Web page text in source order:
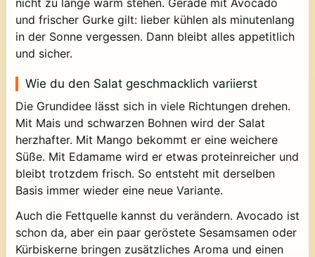
nicht zu lange warm stehen. Gerade mit Avocado
und frischer Gurke gilt: lieber kühlen als minutenlang
in der Sonne vergessen. Dann bleibt alles appetitlich
und sicher.
Wie du den Salat geschmacklich variierst
Die Grundidee lässt sich in viele Richtungen drehen.
Mit Mais und schwarzen Bohnen wird der Salat
herzhafter. Mit Mango bekommt er eine weichere
Süße. Mit Edamame wird er etwas proteinreicher und
bleibt trotzdem frisch. So entsteht mit derselben
Basis immer wieder eine neue Variante.
Auch die Fettquelle kannst du verändern. Avocado ist
schon da, aber ein paar geröstete Sesamsamen oder
Kürbiskerne bringen zusätzliches Aroma und einen